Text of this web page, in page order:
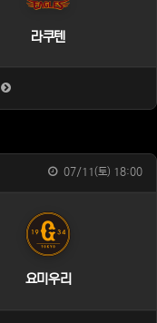
라쿠텐
07/11(토) 18:00
요미우리